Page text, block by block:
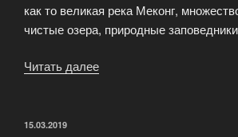
как то великая река Меконг,
чистые озера, природные
Читать далее
ОПУБЛИКОВАНО
15.03.2019